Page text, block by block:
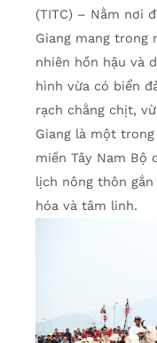
(TITC) – Nằm nơi
Giang mang trong
nhiên hồn hậu và
hình vừa có biển
rạch chằng chịt,
Giang là một
miền Tây Nam Bộ
lịch nông thôn
hóa và tâm linh.